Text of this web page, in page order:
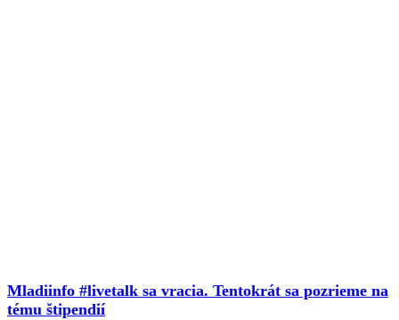
Mladiinfo #livetalk sa vracia. Tentokrát sa pozrieme na
tému štipendií